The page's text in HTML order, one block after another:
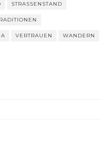
STRASSENSTAND
VERTRAUEN WANDERN